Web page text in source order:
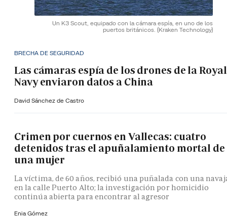
Un K3 Scout, equipado con la cámara espía, en uno de los
puertos británicos. (Kraken Technology)
BRECHA DE SEGURIDAD
Las cámaras espía de los drones de la Royal
Navy enviaron datos a China
David Sánchez de Castro
Crimen por cuernos en Vallecas: cuatro
detenidos tras el apuñalamiento mortal de
una mujer
La víctima, de 60 años, recibió una puñalada con una
en la calle Puerto Alto; la investigación por homicidio
continúa abierta para encontrar al agresor
Enia Gómez